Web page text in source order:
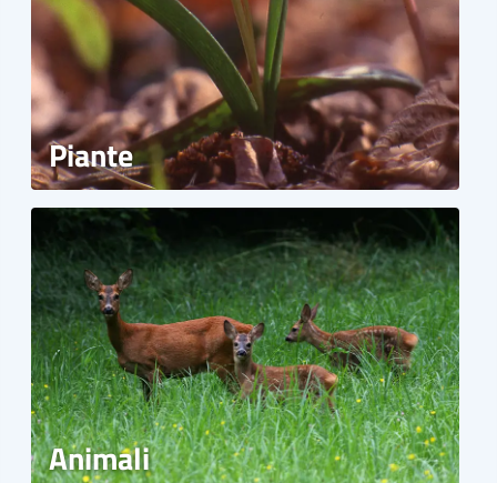
Piante
Animali